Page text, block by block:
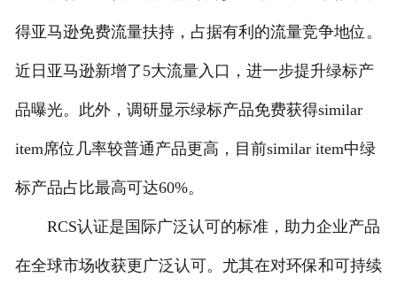
得亚马逊免费流量扶持，占据有利的流量竞争地位。
近日亚马逊新增了5大流量入口，进一步提升绿标产
品曝光。此外，调研显示绿标产品免费获得similar
item席位几率较普通产品更高，目前similar item中绿
标产品占比最高可达60%。
RCS认证是国际广泛认可的标准，助力企业产品
在全球市场收获更广泛认可。尤其在对环保和可持续